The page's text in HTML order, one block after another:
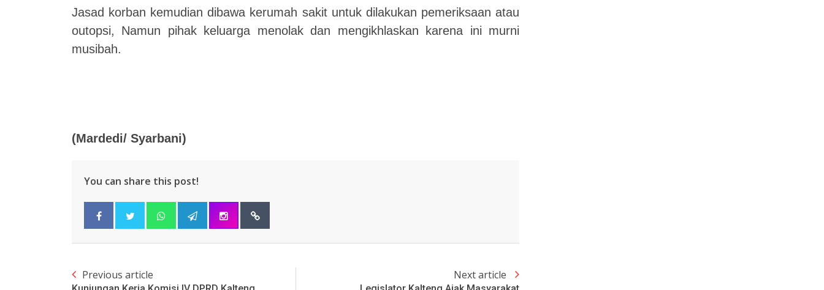
Jasad korban kemudian dibawa kerumah sakit untuk dilakukan pemeriksaan atau
outopsi, Namun pihak keluarga menolak dan mengikhlaskan karena ini murni
musibah.
(Mardedi/ Syarbani)
You can share this post!
Previous article Next article